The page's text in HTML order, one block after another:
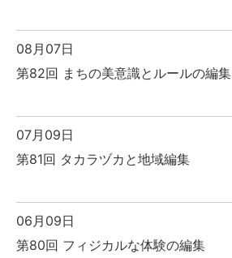
08月07日
第82回 まちの美意識とルールの編集
07月09日
第81回 タカラヅカと地域編集
06月09日
第80回 フィジカルな体験の編集